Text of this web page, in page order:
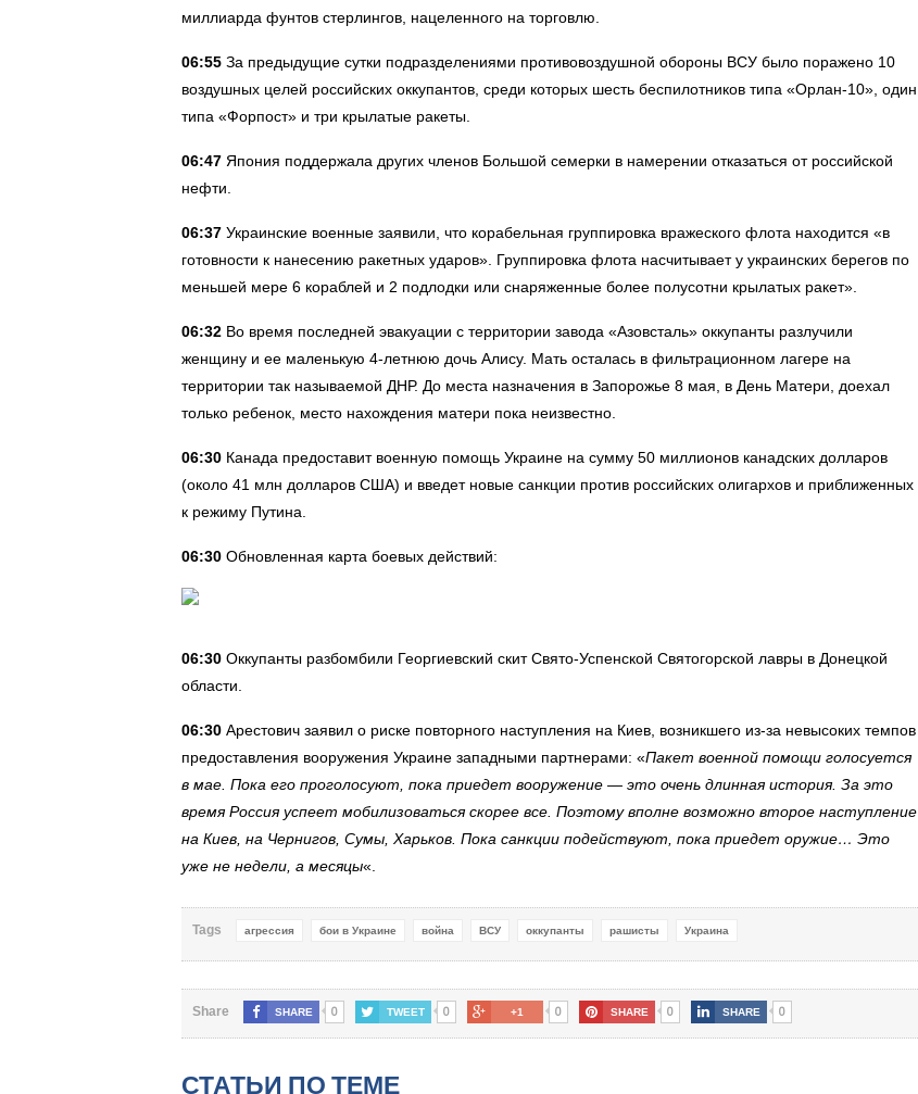
миллиарда фунтов стерлингов, нацеленного на торговлю.
06:55 За предыдущие сутки подразделениями противовоздушной обороны ВСУ было поражено 10
воздушных целей российских оккупантов, среди которых шесть беспилотников типа «Орлан-10», один
типа «Форпост» и три крылатые ракеты.
06:47 Япония поддержала других членов Большой семерки в намерении отказаться от российской
нефти.
06:37 Украинские военные заявили, что корабельная группировка вражеского флота находится «в
готовности к нанесению ракетных ударов». Группировка флота насчитывает у украинских берегов по
меньшей мере 6 кораблей и 2 подлодки или снаряженные более полусотни крылатых ракет».
06:32 Во время последней эвакуации с территории завода «Азовсталь» оккупанты разлучили
женщину и ее маленькую 4-летнюю дочь Алису. Мать осталась в фильтрационном лагере на
территории так называемой ДНР. До места назначения в Запорожье 8 мая, в День Матери, доехал
только ребенок, место нахождения матери пока неизвестно.
06:30 Канада предоставит военную помощь Украине на сумму 50 миллионов канадских долларов
(около 41 млн долларов США) и введет новые санкции против российских олигархов и приближенных
к режиму Путина.
06:30 Обновленная карта боевых действий:
06:30 Оккупанты разбомбили Георгиевский скит Свято-Успенской Святогорской лавры в Донецкой
области.
06:30 Арестович заявил о риске повторного наступления на Киев, возникшего из-за невысоких темпов
предоставления вооружения Украине западными партнерами: «Пакет военной помощи голосуется
в мае. Пока его проголосуют, пока приедет вооружение — это очень длинная история. За это
время Россия успеет мобилизоваться скорее все. Поэтому вполне возможно второе наступление
на Киев, на Чернигов, Сумы, Харьков. Пока санкции подействуют, пока приедет оружие… Это
уже не недели, а месяцы«.
Tags агрессия бои в Украине война ВСУ оккупанты рашисты Украина
Share SHARE 0 TWEET 0 +1 0 SHARE 0 SHARE 0
СТАТЬИ ПО ТЕМЕ